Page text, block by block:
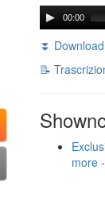
00:00
⏬
📝
more